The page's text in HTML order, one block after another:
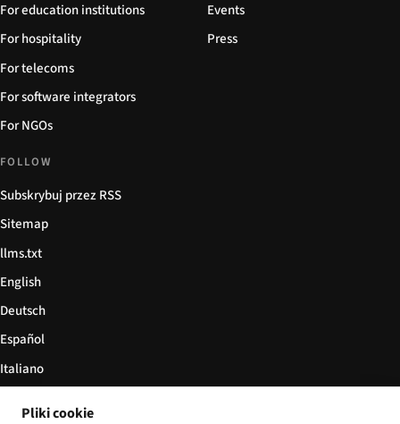
For education institutions
For hospitality
For telecoms
For software integrators
For NGOs
Events
Press
FOLLOW
Subskrybuj przez RSS
Sitemap
llms.txt
English
Deutsch
Español
Italiano
Pliki cookie